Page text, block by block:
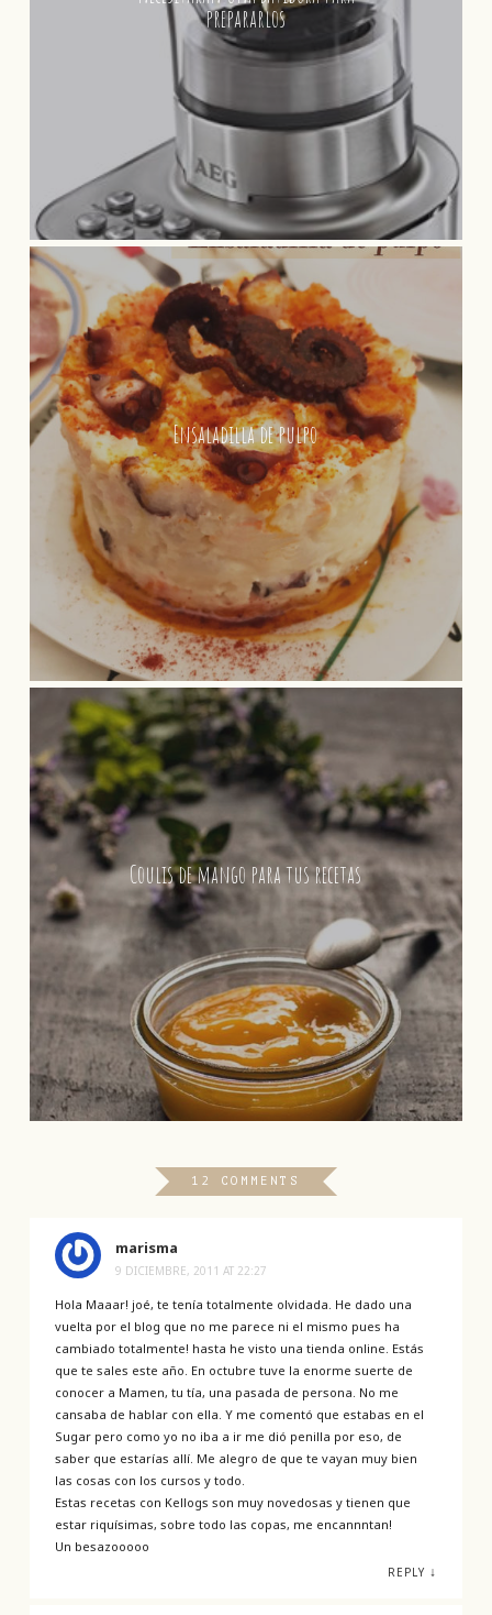
prepararlos
Ensaladilla de pulpo
Coulis de mango para tus recetas
12 COMMENTS
marisma
9 DICIEMBRE, 2011 AT 22:27
Hola Maaar! joé, te tenía totalmente olvidada. He dado una
vuelta por el blog que no me parece ni el mismo pues ha
cambiado totalmente! hasta he visto una tienda online. Estás
que te sales este año. En octubre tuve la enorme suerte de
conocer a Mamen, tu tía, una pasada de persona. No me
cansaba de hablar con ella. Y me comentó que estabas en el
Sugar pero como yo no iba a ir me dió penilla por eso, de
saber que estarías allí. Me alegro de que te vayan muy bien
las cosas con los cursos y todo.
Estas recetas con Kellogs son muy novedosas y tienen que
estar riquísimas, sobre todo las copas, me encannntan!
Un besazooooo
REPLY ↓